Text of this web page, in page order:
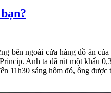
bên ngoài cửa hàng đồ ăn
Anh ta đã rút một khẩu
11h30 sáng hôm đó, ông được